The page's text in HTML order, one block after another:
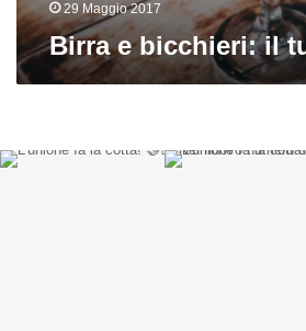
29 Maggio 2017
Birra e bicchieri: il